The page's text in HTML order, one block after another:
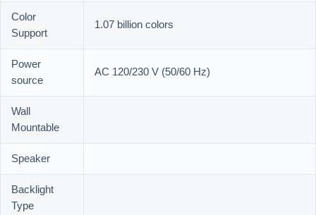
Color
Support
1.07 billion colors
Power
source
AC 120/230 V (50/60 Hz)
Wall
Mountable
Speaker
Backlight
Type